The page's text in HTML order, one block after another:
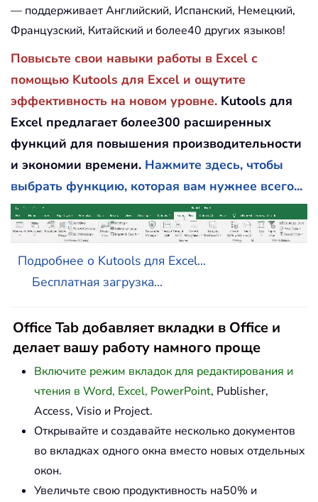
— поддерживает Английский, Испанский, Немецкий,
Французский, Китайский и более40 других языков!
Повысьте свои навыки работы в Excel с
помощью Kutools для Excel и ощутите
эффективность на новом уровне. Kutools для
Excel предлагает более300 расширенных
функций для повышения производительности
и экономии времени. Нажмите здесь, чтобы
выбрать функцию, которая вам нужнее всего...
Подробнее о Kutools для Excel...
Бесплатная загрузка...
Office Tab добавляет вкладки в Office и
делает вашу работу намного проще
Включите режим вкладок для редактирования и
чтения в Word, Excel, PowerPoint, Publisher,
Access, Visio и Project.
Открывайте и создавайте несколько документов
во вкладках одного окна вместо новых отдельных
окон.
Увеличьте свою продуктивность на50% и